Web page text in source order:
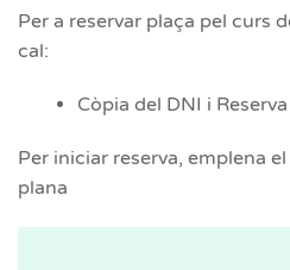
Per a reservar plaça pel curs
cal:
Còpia del DNI i
Per iniciar reserva, emplena
plana